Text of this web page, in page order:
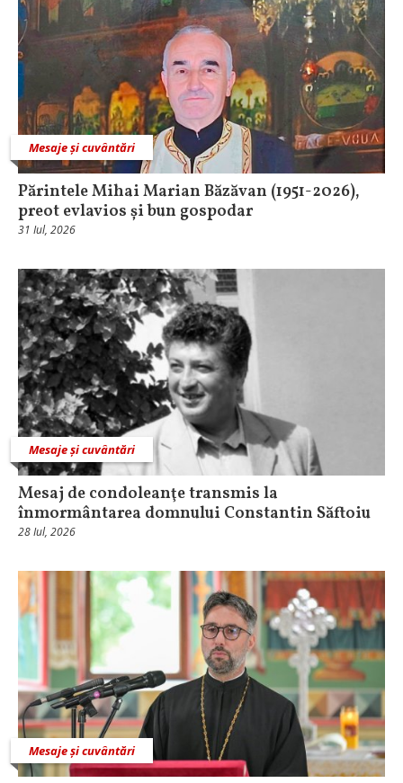
Mesaje și cuvântări
Părintele Mihai Marian Băzăvan (1951-2026),
preot evlavios și bun gospodar
31 Iul, 2026
Mesaje și cuvântări
Mesaj de condoleanţe transmis la
înmormântarea domnului Constantin Săftoiu
28 Iul, 2026
Mesaje și cuvântări